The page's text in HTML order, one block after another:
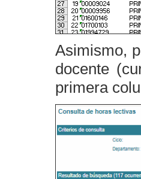
Asimismo,
docente
primera